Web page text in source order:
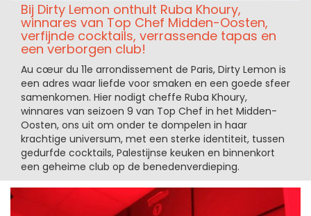
Bij Dirty Lemon onthult Ruba Khoury,
winnares van Top Chef Midden-Oosten,
verfijnde cocktails, verrassende tapas en
een verborgen club!
Au cœur du 11e arrondissement de Paris, Dirty Lemon is
een adres waar liefde voor smaken en een goede sfeer
samenkomen. Hier nodigt cheffe Ruba Khoury,
winnares van seizoen 9 van Top Chef in het Midden-
Oosten, ons uit om onder te dompelen in haar
krachtige universum, met een sterke identiteit, tussen
gedurfde cocktails, Palestijnse keuken en binnenkort
een geheime club op de benedenverdieping.